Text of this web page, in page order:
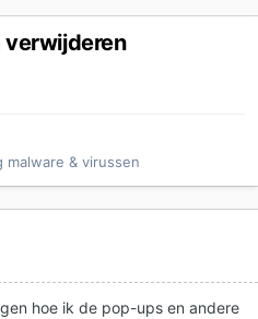
& virussen
hoe ik de pop-ups en andere